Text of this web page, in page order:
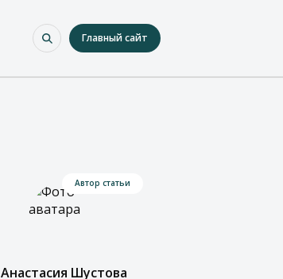
Главный сайт
Автор статьи
Анастасия Шустова